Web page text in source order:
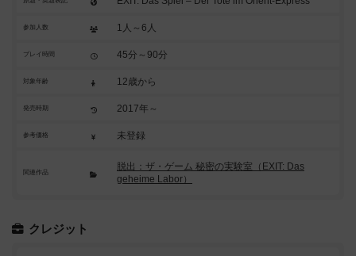
参加人数 1人～6人
プレイ時間 45分～90分
対象年齢 12歳から
発売時期 2017年～
参考価格 未登録
関連作品
脱出：ザ・ゲーム 秘密の実験室（EXIT: Das
geheime Labor）
クレジット